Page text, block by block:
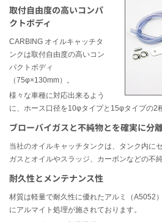
取付自由度の高いコンパ
クトボディ
CARBING オイルキャッチタ
ンクは取付自由度の高いコン
パクトボディ
（75φ×130mm）。
様々な車種に対応出来るよう
に、ホース口径を10φタイプと15φタイプの2
ブローバイガスと不純物とを確実に分
当社のオイルキャッチタンクは、タンク内に
ガスとオイルやスラッジ、カーボンなどの不
耐久性とメンテナンス性
材質は軽量で耐久性に優れたアルミ（A5052
にアルマイト処理が施されております。